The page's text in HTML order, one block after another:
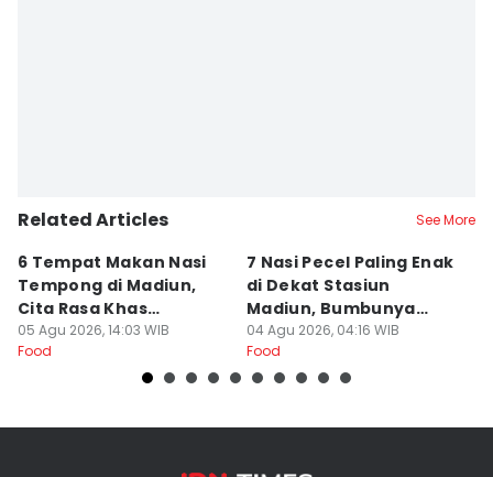
Related Articles See More
6 Tempat Makan Nasi
Tempong di Madiun,
Cita Rasa Khas
Banyuwangi
05 Agu 2026, 14:03 WIB
Food
7 Nasi Pecel Paling Enak
di Dekat Stasiun
Madiun, Bumbunya
Khas
04 Agu 2026, 04:16 WIB
Food